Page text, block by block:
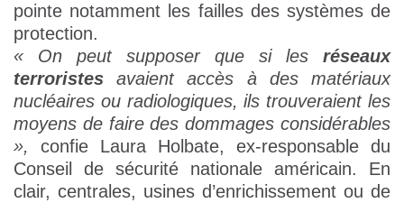
pointe notamment les failles des systèmes de
protection.
« On peut supposer que si les réseaux
terroristes avaient accès à des matériaux
nucléaires ou radiologiques, ils trouveraient les
moyens de faire des dommages considérables
», confie Laura Holbate, ex-responsable du
Conseil de sécurité nationale américain. En
clair, centrales, usines d’enrichissement ou de